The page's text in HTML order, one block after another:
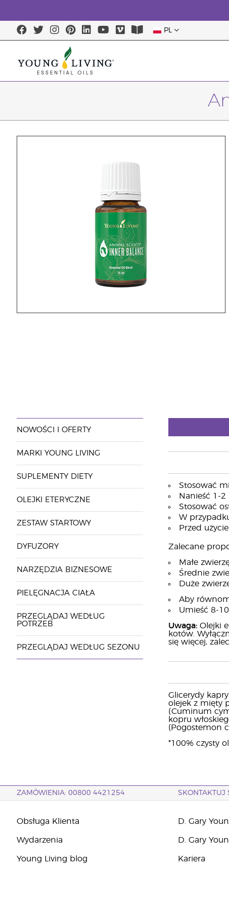
PL
NOWOŚCI I OFERTY
MARKI YOUNG LIVING
SUPLEMENTY DIETY
OLEJKI ETERYCZNE
ZESTAW STARTOWY
DYFUZORY
NARZĘDZIA BIZNESOWE
PIELĘGNACJA CIAŁA
PRZEGLĄDAJ WEDŁUG
POTRZEB
PRZEGLĄDAJ WEDŁUG SEZONU
Stosować
Nanieść 1-
Stosować
W
Przed
Zalecane
Małe
Średnie
Duże
Aby
Umieść 8-
Uwaga:Olejki
kotów.
się więcej,
Glicerydy
olejek z mięty
(Cuminum
kopru
(Pogostemon
*100% czysty
ZAMÓWIENIA: 00800 4421254 SKONTAKTUJ
Obsługa Klienta
Wydarzenia
Young Living blog
D. Gary
D. Gary
Kariera